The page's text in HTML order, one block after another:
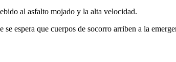
al asfalto mojado y la alta velocidad.
espera que cuerpos de socorro arriben a la